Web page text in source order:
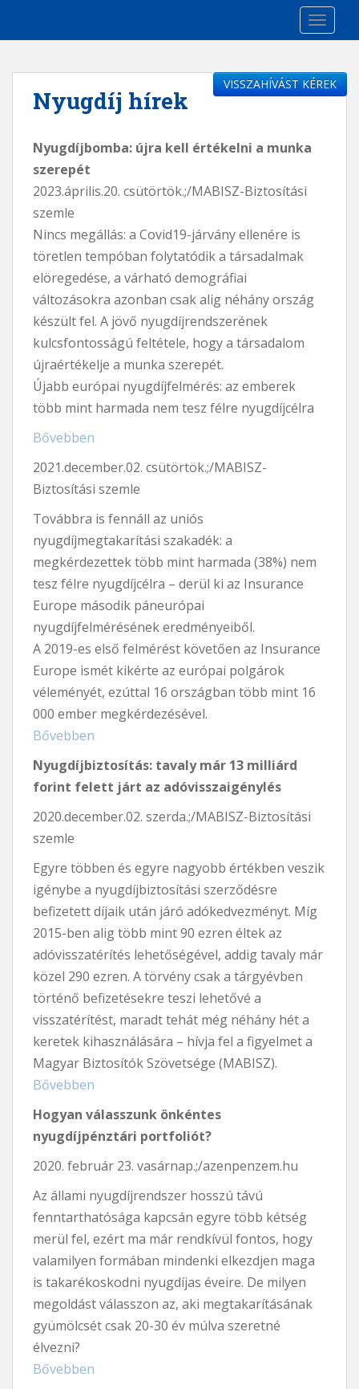
i
VISSZAHÍVÁST KÉREK
Nyugdíj hírek
Nyugdíjbomba: újra kell értékelni a munka
szerepét
2023.április.20. csütörtök.;/MABISZ-Biztosítási
szemle
Nincs megállás: a Covid19-járvány ellenére is
töretlen tempóban folytatódik a társadalmak
elöregedése, a várható demográfiai
változásokra azonban csak alig néhány ország
készült fel. A jövő nyugdíjrendszerének
kulcsfontosságú feltétele, hogy a társadalom
újraértékelje a munka szerepét.
Újabb európai nyugdíjfelmérés: az emberek
több mint harmada nem tesz félre nyugdíjcélra
Bővebben
2021.december.02. csütörtök.;/MABISZ-
Biztosítási szemle
Továbbra is fennáll az uniós
nyugdíjmegtakarítási szakadék: a
megkérdezettek több mint harmada (38%) nem
tesz félre nyugdíjcélra – derül ki az Insurance
Europe második páneurópai
nyugdíjfelmérésének eredményeiből.
A 2019-es első felmérést követően az Insurance
Europe ismét kikérte az európai polgárok
véleményét, ezúttal 16 országban több mint 16
000 ember megkérdezésével.
Bővebben
Nyugdíjbiztosítás: tavaly már 13 milliárd
forint felett járt az adóvisszaigénylés
2020.december.02. szerda.;/MABISZ-Biztosítási
szemle
Egyre többen és egyre nagyobb értékben veszik
igénybe a nyugdíjbiztosítási szerződésre
befizetett díjaik után járó adókedvezményt. Míg
2015-ben alig több mint 90 ezren éltek az
adóvisszatérítés lehetőségével, addig tavaly már
közel 290 ezren. A törvény csak a tárgyévben
történő befizetésekre teszi lehetővé a
visszatérítést, maradt tehát még néhány hét a
keretek kihasználására – hívja fel a figyelmet a
Magyar Biztosítók Szövetsége (MABISZ).
Bővebben
Hogyan válasszunk önkéntes
nyugdíjpénztári portfoliót?
2020. február 23. vasárnap.;/azenpenzem.hu
Az állami nyugdíjrendszer hosszú távú
fenntarthatósága kapcsán egyre több kétség
merül fel, ezért ma már rendkívül fontos, hogy
valamilyen formában mindenki elkezdjen maga
is takarékoskodni nyugdíjas éveire. De milyen
megoldást válasszon az, aki megtakarításának
gyümölcsét csak 20-30 év múlva szeretné
élvezni?
Bővebben